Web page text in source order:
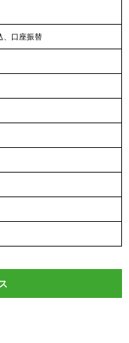
、口座振替